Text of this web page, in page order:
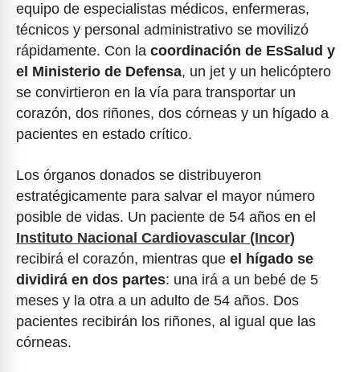
equipo de especialistas médicos, enfermeras,
técnicos y personal administrativo se movilizó
rápidamente. Con la coordinación de EsSalud y
el Ministerio de Defensa, un jet y un helicóptero
se convirtieron en la vía para transportar un
corazón, dos riñones, dos córneas y un hígado a
pacientes en estado crítico.
Los órganos donados se distribuyeron
estratégicamente para salvar el mayor número
posible de vidas. Un paciente de 54 años en el
Instituto Nacional Cardiovascular (Incor)
recibirá el corazón, mientras que el hígado se
dividirá en dos partes: una irá a un bebé de 5
meses y la otra a un adulto de 54 años. Dos
pacientes recibirán los riñones, al igual que las
córneas.